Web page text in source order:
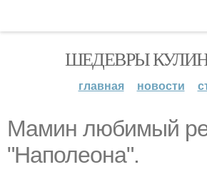
ШЕДЕВРЫ
главная новости
Мамин любимый
"Наполеона".